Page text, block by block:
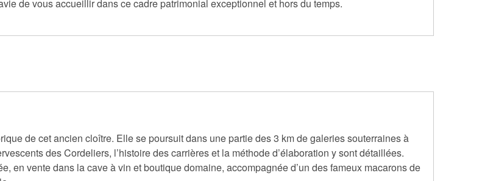
de vous accueillir dans ce cadre patrimonial exceptionnel et hors du temps.
de cet ancien cloître. Elle se poursuit dans une partie des 3 km de galeries souterraines à
des Cordeliers, l’histoire des carrières et la méthode d’élaboration y sont détaillées.
en vente dans la cave à vin et boutique domaine, accompagnée d’un des fameux macarons de